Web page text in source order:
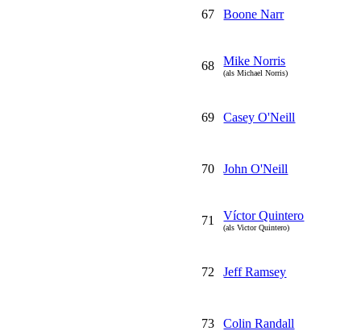
67 Boone Narr
68 Mike Norris
(als Michael Norris)
69 Casey O'Neill
70 John O'Neill
71 Víctor Quintero
(als Victor Quintero)
72 Jeff Ramsey
73 Colin Randall